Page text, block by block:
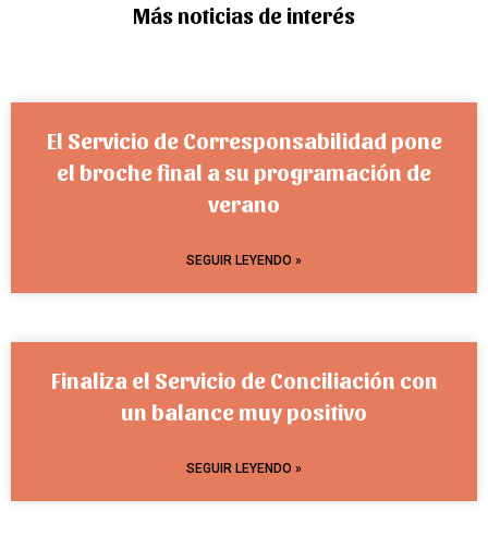
Más noticias de interés
El Servicio de Corresponsabilidad pone
el broche final a su programación de
verano
SEGUIR LEYENDO »
Finaliza el Servicio de Conciliación con
un balance muy positivo
SEGUIR LEYENDO »